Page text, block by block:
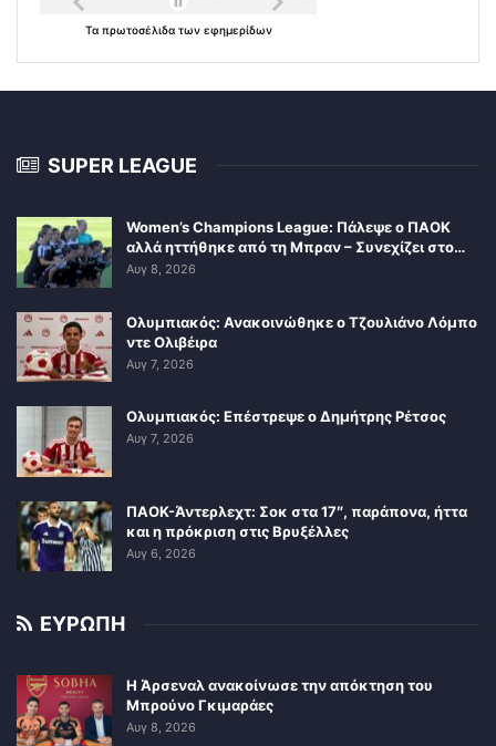
Τα πρωτοσέλιδα των εφημερίδων
SUPER LEAGUE
Women’s Champions League: Πάλεψε ο ΠΑΟΚ
αλλά ηττήθηκε από τη Μπραν – Συνεχίζει στο…
Αυγ 8, 2026
Ολυμπιακός: Ανακοινώθηκε ο Τζουλιάνο Λόμπο
ντε Ολιβέιρα
Αυγ 7, 2026
Ολυμπιακός: Επέστρεψε ο Δημήτρης Ρέτσος
Αυγ 7, 2026
ΠΑΟΚ-Άντερλεχτ: Σοκ στα 17″, παράπονα, ήττα
και η πρόκριση στις Βρυξέλλες
Αυγ 6, 2026
ΕΥΡΩΠΗ
Η Άρσεναλ ανακοίνωσε την απόκτηση του
Μπρούνο Γκιμαράες
Αυγ 8, 2026